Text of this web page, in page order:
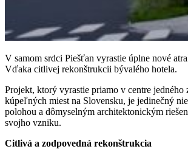
V samom srdci Piešťan vyrastie úplne nové
Vďaka citlivej rekonštrukcii bývalého hotela.
Projekt, ktorý vyrastie priamo v centre jedného
kúpeľných miest na Slovensku, je jedinečný
polohou a dômyselným architektonickým
svojho vzniku.
Citlivá a zodpovedná rekonštrukcia